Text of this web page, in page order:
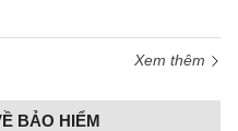
Xem thêm
BẢO HIỂM